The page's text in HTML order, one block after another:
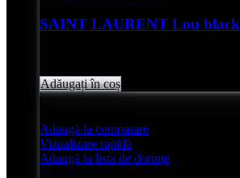
SAINT LAURENT Lou black
Adăugați în coș
Adaugă la comparare
Vizualizare rapidă
Adaugă la lista de dorințe